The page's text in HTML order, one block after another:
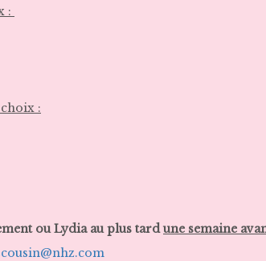
:
choix :
ou Lydia au plus tardune semaine